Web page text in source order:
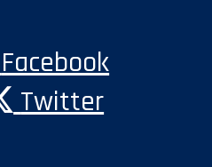
Facebook
Twitter